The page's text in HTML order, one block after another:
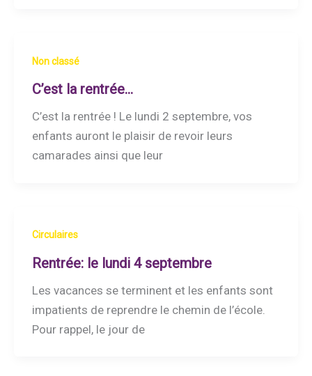
Non classé
C’est la rentrée…
C’est la rentrée ! Le lundi 2 septembre, vos
enfants auront le plaisir de revoir leurs
camarades ainsi que leur
Circulaires
Rentrée: le lundi 4 septembre
Les vacances se terminent et les enfants sont
impatients de reprendre le chemin de l’école.
Pour rappel, le jour de